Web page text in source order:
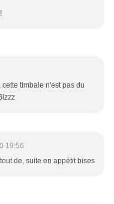
timbale n'est pas du
19:56
de, suite en appétit bises